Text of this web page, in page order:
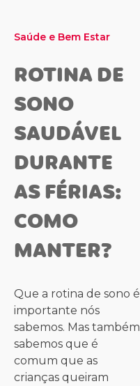
Saúde e Bem Estar
ROTINA DE
SONO
SAUDÁVEL
DURANTE
AS FÉRIAS:
COMO
MANTER?
Que a rotina de sono é
importante nós
sabemos. Mas também
sabemos que é
comum que as
crianças queiram